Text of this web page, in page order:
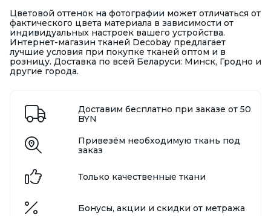
Цветовой оттенок на фотографии может отличаться от
фактического цвета материала в зависимости от
индивидуальных настроек вашего устройства.
Интернет-магазин тканей Decobay предлагает
лучшие условия при покупке тканей оптом и в
розницу. Доставка по всей Беларуси: Минск, Гродно и
другие города.
Доставим бесплатно при заказе от 50
BYN
Привезём необходимую ткань под
заказ
Только качественные ткани
Бонусы, акции и скидки от метража